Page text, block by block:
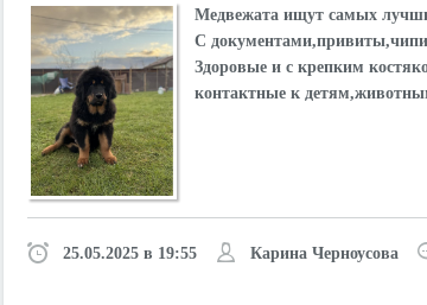
Медвежата ищут самых
С
Здоровые и с крепким
контактные к
25.05.2025 в 19:55 Карина Черноусова